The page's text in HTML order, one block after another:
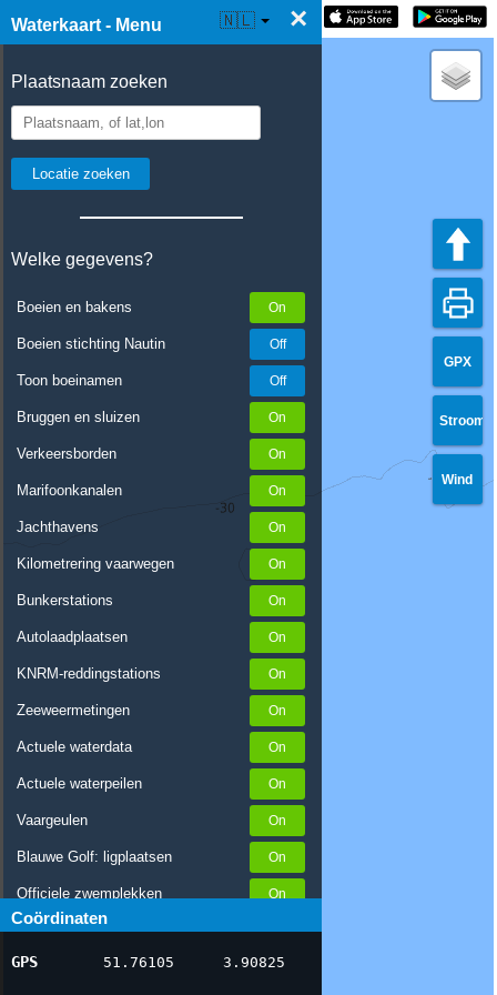
Waterkaart - Menu ×
Plaatsnaam zoeken
Welke gegevens?
Boeien en bakens
Boeien stichting Nautin
Toon boeinamen
Bruggen en sluizen
Verkeersborden
Marifoonkanalen
Jachthavens
Kilometrering vaarwegen
Bunkerstations
Autolaadplaatsen
KNRM-reddingstations
Zeeweermetingen
Actuele waterdata
Actuele waterpeilen
Vaargeulen
Blauwe Golf: ligplaatsen
Officiele zwemplekken
Stremmingen/hinder
AIS scheepsposities
Coördinaten
GPS 51.76105 3.90825
☰ Waterkaart Live 🇳🇱
GPX
Stroom
Wind